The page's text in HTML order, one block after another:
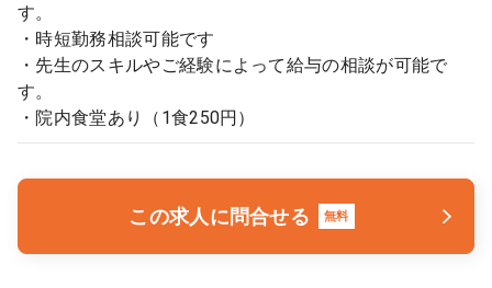
す。
・時短勤務相談可能です
・先生のスキルやご経験によって給与の相談が可能で
す。
・院内食堂あり（1食250円）
この求人に問合せる 無料